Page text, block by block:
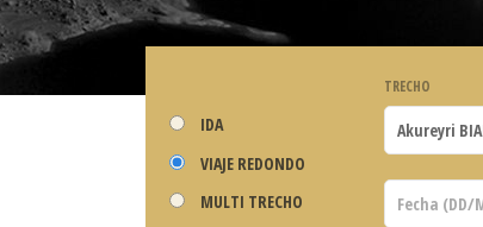
IDA
VIAJE REDONDO
MULTI TRECHO
TRECHO